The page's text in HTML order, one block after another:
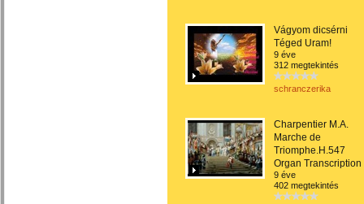
Vágyom dicsérni
Téged Uram!
9 éve
312 megtekintés
schranczerika
Charpentier M.A.
Marche de
Triomphe.H.547
Organ Transcription
9 éve
402 megtekintés